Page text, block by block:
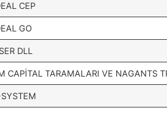
CEP
GO
DLL
CAPİTAL TARAMALARI VE NAGANTS